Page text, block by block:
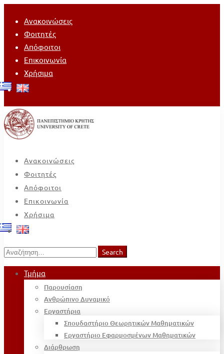
Ανακοινώσεις
Φοιτητές
Απόφοιτοι
Επικοινωνία
Χρήσιμα
Ανακοινώσεις
Φοιτητές
Απόφοιτοι
Επικοινωνία
Χρήσιμα
Search
for:
Search
Τμήμα
Παρουσίαση
Ανθρώπινο Δυναμικό
Εργαστήρια
Σπουδαστήριο Θεωρητικών Μαθηματικών
Εργαστήριο Εφαρμοσμένων Μαθηματικών
Διάρθρωση